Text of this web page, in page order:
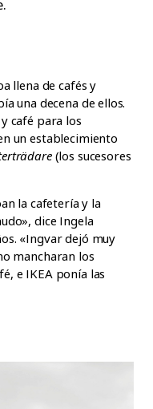
llena de cafés y
una decena de ellos.
café para los
un establecimiento
(los sucesores
la cafetería y la
dice Ingela
«Ingvar dejó muy
mancharan los
e IKEA ponía las